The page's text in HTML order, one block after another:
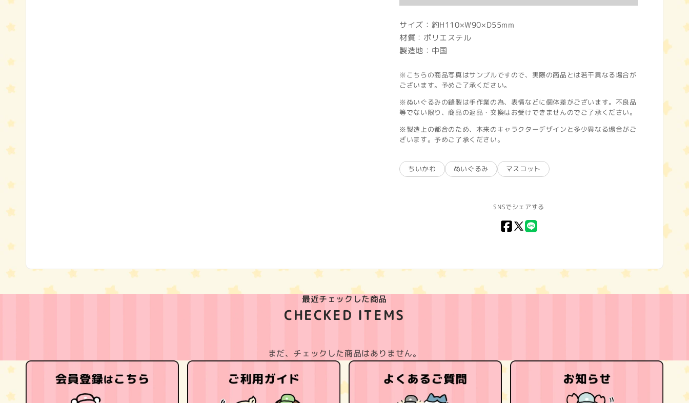
サイズ：約H110×W90×D55mm
材質：ポリエステル
製造地：中国
※こちらの商品写真はサンプルですので、実際の商品とは若干異なる場合が
ございます。予めご了承ください。
※ぬいぐるみの縫製は手作業の為、表情などに個体差がございます。不良品
等でない限り、商品の返品・交換はお受けできませんのでご了承ください。
※製造上の都合のため、本来のキャラクターデザインと多少異なる場合がご
ざいます。予めご了承ください。
ちいかわ ぬいぐるみ マスコット
SNSでシェアする
Facebook
X
最近チェックした商品
CHECKED ITEMS
まだ、チェックした商品はありません。